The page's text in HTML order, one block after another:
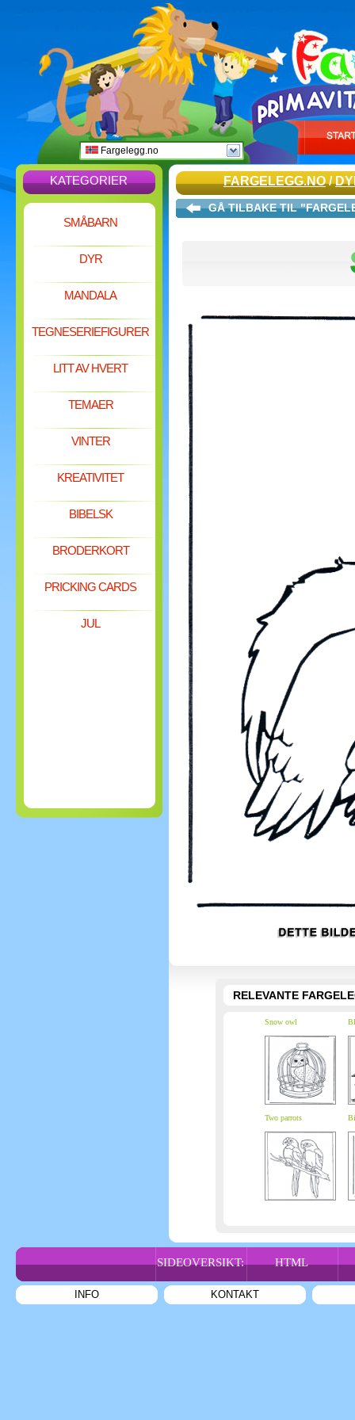
Fargelegg.no
KATEGORIER
SMÅBARN
DYR
MANDALA
TEGNESERIEFIGURER
LITT AV HVERT
TEMAER
VINTER
KREATIVITET
BIBELSK
BRODERKORT
PRICKING CARDS
JUL
FARGELEGG.NO/
GÅ TILBAKE TIL
RELEVANTE
Snow owl
Two parrots
SIDEOVERSIKT: HTML
INFO KONTAKT